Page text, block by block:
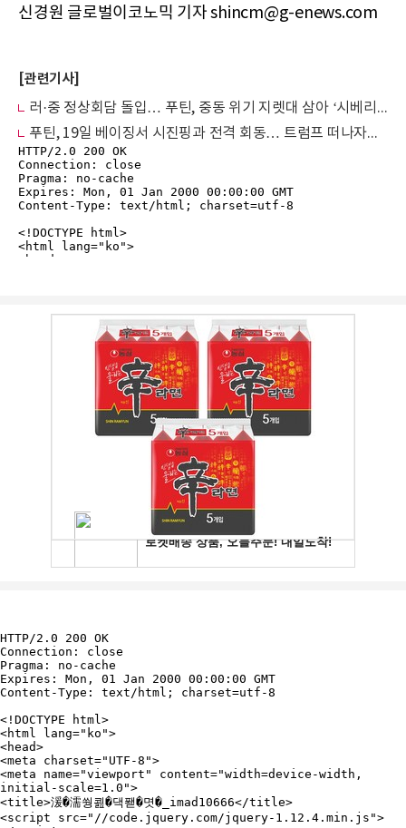
신경원 글로벌이코노믹 기자 shincm@g-enews.com
[관련기사]
러·중 정상회담 돌입… 푸틴, 중동 위기 지렛대 삼아 ‘시베리아의 힘 2’ 가스관 타결 총력
푸틴, 19일 베이징서 시진핑과 전격 회동… 트럼프 떠나자마자 ‘중·러 밀착’ 맞불